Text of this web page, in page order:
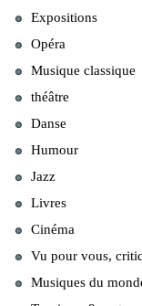
Expositions
Opéra
Musique classique
théâtre
Danse
Humour
Jazz
Livres
Cinéma
Vu pour vous,
Musiques du